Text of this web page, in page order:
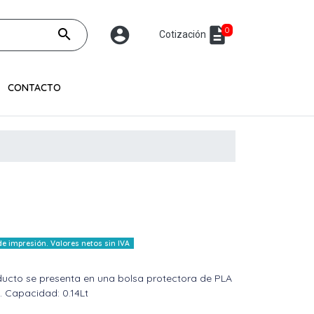
search account_circle Cotización description0
CONTACTO
impresión. Valores netos sin IVA
se presenta en una bolsa protectora de PLA
Capacidad: 0.14Lt